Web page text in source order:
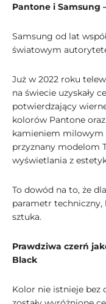
Pantone i Samsung
Samsung od lat
światowym
Już w 2022 roku
na świecie uzyskały
potwierdzający
kolorów Pantone
kamieniem milowym
przyznany modelom
wyświetlania z
To dowód na to, że
parametr techniczny,
sztuka.
Prawdziwa czerń
Black
Kolor nie istnieje bez